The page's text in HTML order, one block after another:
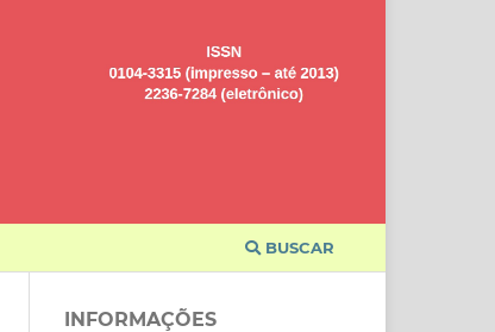
BUSCAR
INFORMAÇÕES